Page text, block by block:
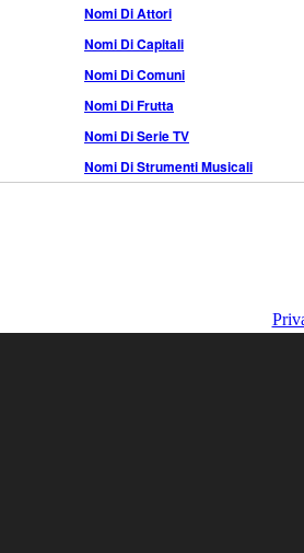
Nomi Di Attori
Nomi Di Capitali
Nomi Di Comuni
Nomi Di Frutta
Nomi Di Serie TV
Nomi Di Strumenti Musicali